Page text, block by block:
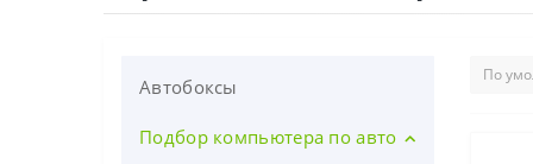
Автобоксы
Подбор компьютера по авто